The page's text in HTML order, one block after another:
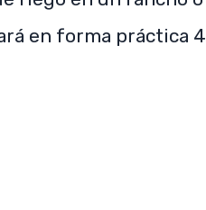
en forma práctica 4